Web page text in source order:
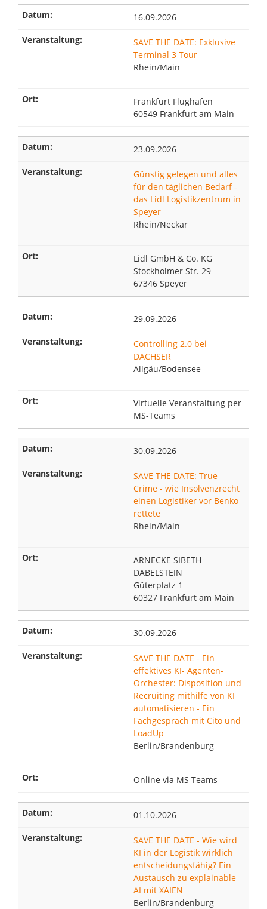
16.09.2026
SAVE THE DATE: Exklusive
Terminal 3 Tour
Rhein/Main
Frankfurt Flughafen
60549 Frankfurt am Main
23.09.2026
Günstig gelegen und alles
für den täglichen Bedarf -
das Lidl Logistikzentrum in
Speyer
Rhein/Neckar
Lidl GmbH & Co. KG
Stockholmer Str. 29
67346 Speyer
29.09.2026
Controlling 2.0 bei
DACHSER
Allgäu/Bodensee
Virtuelle Veranstaltung per
MS-Teams
30.09.2026
SAVE THE DATE: True
Crime - wie Insolvenzrecht
einen Logistiker vor Benko
rettete
Rhein/Main
ARNECKE SIBETH
DABELSTEIN
Güterplatz 1
60327 Frankfurt am Main
30.09.2026
SAVE THE DATE - Ein
effektives KI- Agenten-
Orchester: Disposition und
Recruiting mithilfe von KI
automatisieren - Ein
Fachgespräch mit Cito und
LoadUp
Berlin/Brandenburg
Online via MS Teams
01.10.2026
SAVE THE DATE - Wie wird
KI in der Logistik wirklich
entscheidungsfähig? Ein
Austausch zu explainable
AI mit XAIEN
Berlin/Brandenburg